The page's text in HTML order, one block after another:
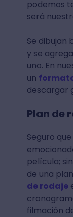
podemos
será
Se dibujan
y se
uno. En
un
descargar
Plan de
Seguro
película;
de una
de rodaje
filmación